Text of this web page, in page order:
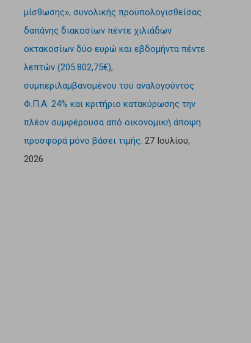
μίσθωσης», συνολικής προϋπολογισθείσας
δαπάνης διακοσίων πέντε χιλιάδων
οκτακοσίων δύο ευρώ και εβδομήντα πέντε
λεπτών (205.802,75€),
συμπεριλαμβανομένου του αναλογούντος
Φ.Π.Α. 24% και κριτήριο κατακύρωσης την
πλέον συμφέρουσα από οικονομική άποψη
προσφορά μόνο βάσει τιμής. 27 Ιουλίου,
2026